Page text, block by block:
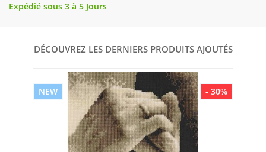
Expédié sous 3 à 5 Jours
DÉCOUVREZ LES DERNIERS PRODUITS AJOUTÉS
- 30%
NEW